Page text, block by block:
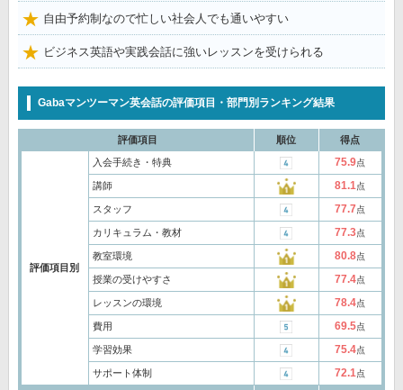
自由予約制なので忙しい社会人でも通いやすい
ビジネス英語や実践会話に強いレッスンを受けられる
Gabaマンツーマン英会話の評価項目・部門別ランキング結果
評価項目 順位 得点
評価項目別
入会手続き・特典 75.9点
講師 81.1点
スタッフ 77.7点
カリキュラム・教材 77.3点
教室環境 80.8点
授業の受けやすさ 77.4点
レッスンの環境 78.4点
費用 69.5点
学習効果 75.4点
サポート体制 72.1点